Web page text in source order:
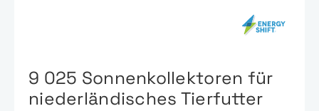
9 025 Sonnenkollektoren für
niederländisches Tierfutter